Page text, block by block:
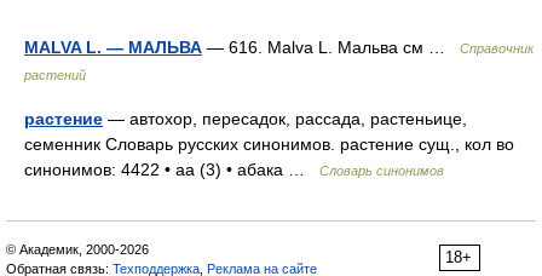
MALVA L. — МАЛЬВА — 616. Malva L. Мальва см …
Справочник
растений
растение — автохор, пересадок, рассада, растеньице,
семенник Словарь русских синонимов. растение сущ., кол во
синонимов: 4422 • аа (3) • абака …
Словарь синонимов
18+
© Академик, 2000-2026
Обратная связь: Техподдержка Реклама на сайте